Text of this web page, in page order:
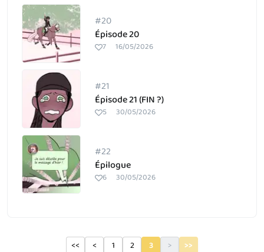
#20
Épisode 20
7 16/05/2026
#21
Épisode 21 (FIN ?)
5 30/05/2026
#22
Épilogue
6 30/05/2026
<< < 1 2 3 > >>